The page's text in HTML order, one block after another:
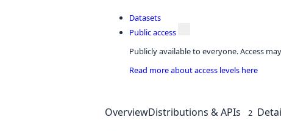
Datasets
Public access
Publicly available to everyone. Access
Read more about access levels here
OverviewDistributions & APIs 2